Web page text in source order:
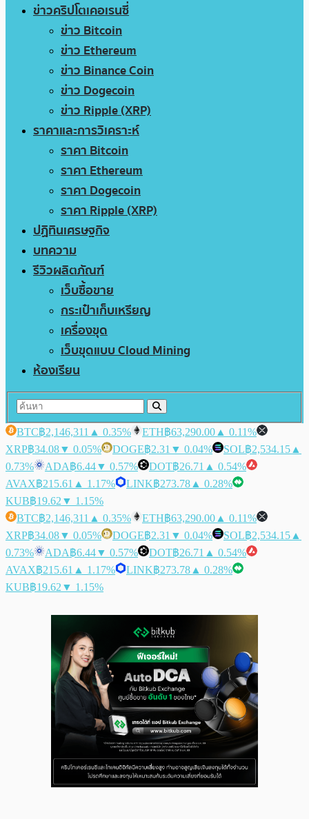
ข่าวคริปโตเคอเรนซี่
ข่าว Bitcoin
ข่าว Ethereum
ข่าว Binance Coin
ข่าว Dogecoin
ข่าว Ripple (XRP)
ราคาและการวิเคราะห์
ราคา Bitcoin
ราคา Ethereum
ราคา Dogecoin
ราคา Ripple (XRP)
ปฏิทินเศรษฐกิจ
บทความ
รีวิวผลิตภัณฑ์
เว็บซื้อขาย
กระเป๋าเก็บเหรียญ
เครื่องขุด
เว็บขุดแบบ Cloud Mining
ห้องเรียน
BTC฿2,146,311 ▲ 0.35% ETH฿63,290.00 ▲ 0.11%
XRP฿34.08▼ 0.05% DOGE฿2.31 ▼ 0.04% SOL฿2,534.15 ▲
0.73%
ADA฿6.44▼ 0.57% DOT฿26.71 ▲ 0.54%
AVAX฿215.61 ▲ 1.17% LINK฿273.78 ▲ 0.28%
KUB฿19.62 ▼ 1.15%
BTC฿2,146,311 ▲ 0.35% ETH฿63,290.00 ▲ 0.11%
XRP฿34.08▼ 0.05% DOGE฿2.31 ▼ 0.04% SOL฿2,534.15 ▲
0.73%
ADA฿6.44▼ 0.57% DOT฿26.71 ▲ 0.54%
AVAX฿215.61 ▲ 1.17% LINK฿273.78 ▲ 0.28%
KUB฿19.62 ▼ 1.15%